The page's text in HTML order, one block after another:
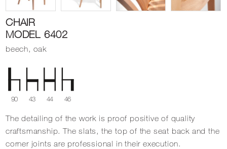
CHAIR
MODEL 6402
beech, oak
90 43 44 46
The detailing of the work is proof positive of quality
craftsmanship. The slats, the top of the seat back and the
corner joints are professional in their execution.